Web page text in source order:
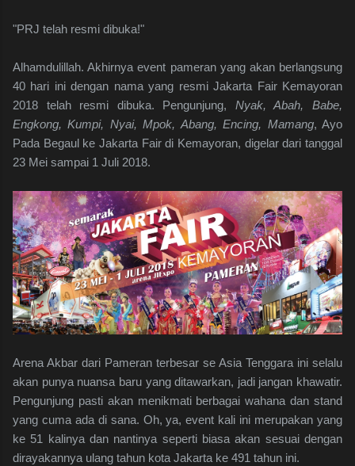
"PRJ telah resmi dibuka!"
Alhamdulillah. Akhirnya event pameran yang akan berlangsung
40 hari ini dengan nama yang resmi Jakarta Fair Kemayoran
2018 telah resmi dibuka. Pengunjung, Nyak, Abah, Babe,
Engkong, Kumpi, Nyai, Mpok, Abang, Encing, Mamang, Ayo
Pada Begaul ke Jakarta Fair di Kemayoran, digelar dari tanggal
23 Mei sampai 1 Juli 2018.
Arena Akbar dari Pameran terbesar se Asia Tenggara ini selalu
akan punya nuansa baru yang ditawarkan, jadi jangan khawatir.
Pengunjung pasti akan menikmati berbagai wahana dan stand
yang cuma ada di sana. Oh, ya, event kali ini merupakan yang
ke 51 kalinya dan nantinya seperti biasa akan sesuai dengan
dirayakannya ulang tahun kota Jakarta ke 491 tahun ini.